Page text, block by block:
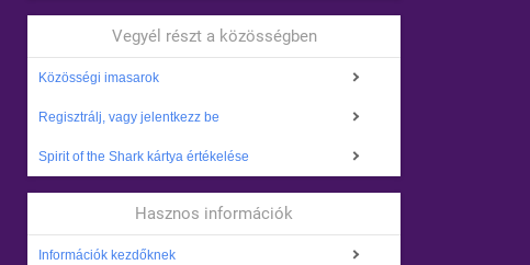
Vegyél részt a közösségben
Közösségi imasarok
Regisztrálj, vagy jelentkezz be
Spirit of the Shark kártya értékelése
Hasznos információk
Információk kezdőknek